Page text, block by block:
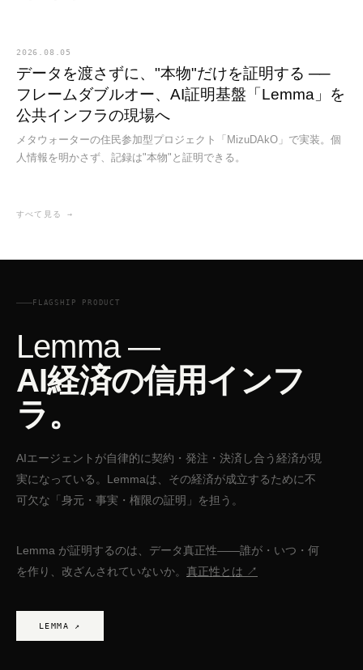
2026.08.05
データを渡さずに、"本物"だけを証明する ──
フレームダブルオー、AI証明基盤「Lemma」を
公共インフラの現場へ
メタウォーターの住民参加型プロジェクト「MizuDAkO」で実装。個
人情報を明かさず、記録は"本物"と証明できる。
すべて見る →
FLAGSHIP PRODUCT
Lemma —
AI経済の信用インフ
ラ。
AIエージェントが自律的に契約・発注・決済し合う経済が現
実になっている。Lemmaは、その経済が成立するために不
可欠な「身元・事実・権限の証明」を担う。
Lemma が証明するのは、データ真正性——誰が・いつ・何
を作り、改ざんされていないか。 真正性とは ↗
LEMMA ↗